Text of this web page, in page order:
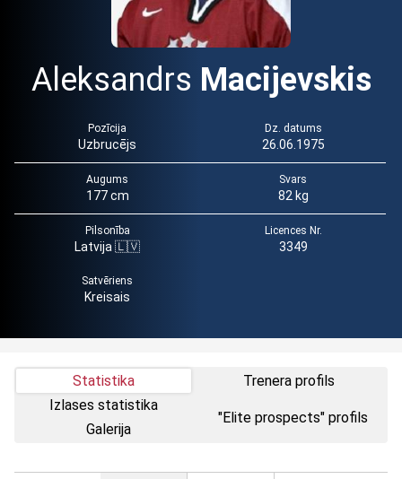
Aleksandrs Macijevskis
Pozīcija
Uzbrucējs
Dz. datums
26.06.1975
Augums
177 cm
Svars
82 kg
Pilsonība
Latvija 🇱🇻
Licences Nr.
3349
Satvēriens
Kreisais
Statistika
Izlases statistika
Galerija
Trenera profils
"Elite prospects" profils